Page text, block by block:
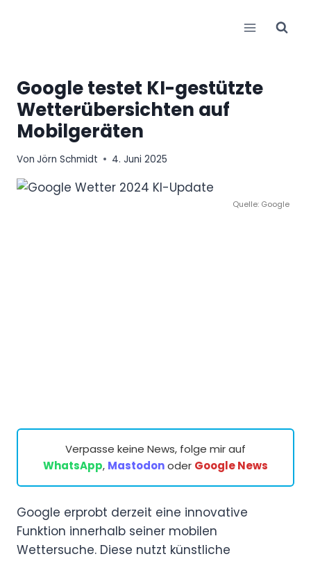
Google testet KI-gestützte
Wetterübersichten auf
Mobilgeräten
Von Jörn Schmidt 4. Juni 2025
Quelle: Google
Verpasse keine News, folge mir auf
WhatsApp, Mastodonoder Google News
Google erprobt derzeit eine innovative
Funktion innerhalb seiner mobilen
Wettersuche. Diese nutzt künstliche